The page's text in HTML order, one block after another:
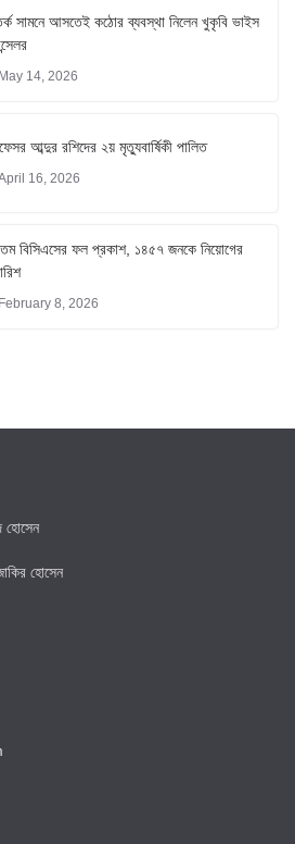
সামনে আসতেই কঠোর ব্যবস্থা নিলেন খুকৃবি ভাইস
May 14, 2026
আব্দুর রশিদের ২য় মৃত্যুবার্ষিকী পালিত
16, 2026
বিসিএসের ফল প্রকাশ, ১৪৫৭ জনকে নিয়োগের
February 8, 2026
হোসেন
হোসেন